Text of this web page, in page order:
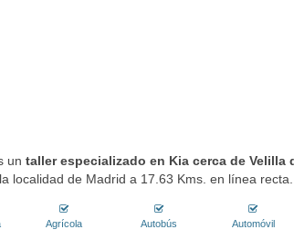
un taller especializado en Kia cerca de Velilla
localidad de Madrid a 17.63 Kms. en línea recta.
Agrícola Autobús Automóvil